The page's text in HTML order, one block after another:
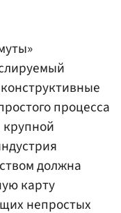
процесса
должна
карту
непростых